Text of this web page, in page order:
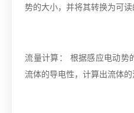
势的大小，并将其转换为可读
流量计算： 根据感应电动势
流体的导电性，计算出流体的